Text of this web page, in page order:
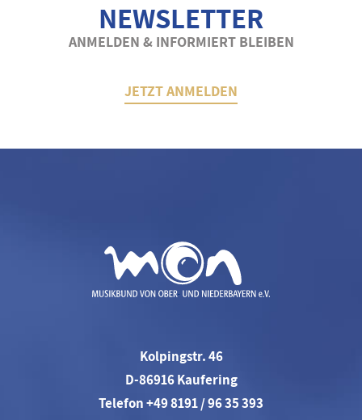
NEWSLETTER
ANMELDEN & INFORMIERT BLEIBEN
JETZT ANMELDEN
Kolpingstr. 46
D-86916 Kaufering
Telefon +49 8191 / 96 35 393